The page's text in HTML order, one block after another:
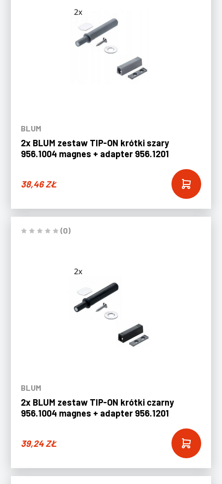
BLUM
2x BLUM zestaw TIP-ON krótki szary
956.1004 magnes + adapter 956.1201
38,46ZŁ
(0)
BLUM
2x BLUM zestaw TIP-ON krótki czarny
956.1004 magnes + adapter 956.1201
39,24ZŁ